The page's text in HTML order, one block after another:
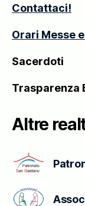
Contattaci!
Orari Messe
Sacerdoti
Trasparenza
Altre